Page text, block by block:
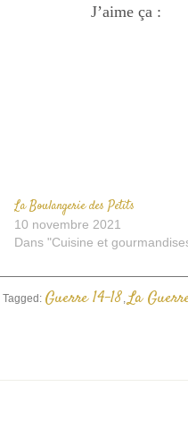
Facebook(ouvre
dans
Twitter(ouvre
dans
lien
par
J’aime ça :
La Boulangerie des Petits
10 novembre 2021
Dans "Cuisine et
Tagged: Guerre 14-18, La